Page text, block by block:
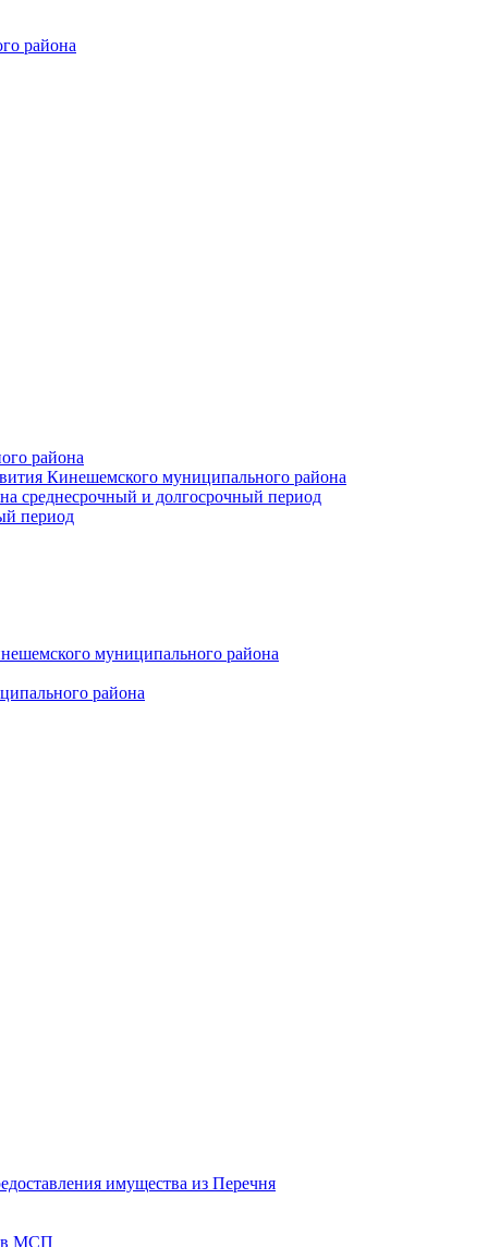
района
района
Кинешемского муниципального района
среднесрочный и долгосрочный период
период
муниципального района
района
имущества из Перечня
МСП